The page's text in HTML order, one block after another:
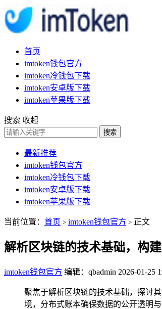
首页
imtoken钱包官方
imtoken冷钱包下载
imtoken安卓版下载
imtoken苹果版下载
搜索 收起
搜索
最新推荐
imtoken钱包官方
imtoken冷钱包下载
imtoken安卓版下载
imtoken苹果版下载
当前位置： 首页 > imtoken钱包官方 > 正文
解析区块链的技术基础，构
imtoken钱包官方 编辑：qbadmin 2026-01-25
聚焦于解析区块链的技术基础，探讨
境，分布式账本确保数据的公开透明